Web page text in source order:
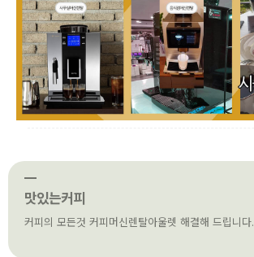
맛있는커피
커피의 모든것 커피머신렌탈아울렛 해결해 드립니다.